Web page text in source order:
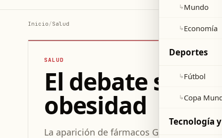
Inicio/Salud
SALUD
El debate
obesidad
La aparición de fármacos GLP-1 impulsa
↳Mundo
↳Economía
Deportes
↳Fútbol
↳Copa
Tecnología y